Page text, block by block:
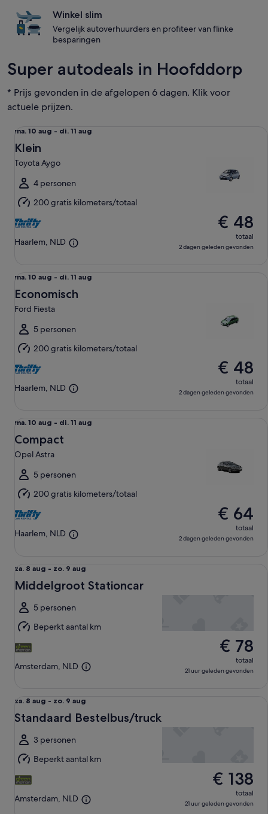
Winkel slim
Vergelijk autoverhuurders en profiteer van flinke
besparingen
Super autodeals in Hoofddorp
* Prijs gevonden in de afgelopen 6 dagen. Klik voor
actuele prijzen.
ma.
10
aug
tot
di.
aug
ma. 10 aug - di. 11 aug
Klein
Toyota Aygo
4 personen
200 gratis kilometers/totaal
Haarlem, NLD
€ 48
totaal
2 dagen geleden gevonden
ma.
10
aug
tot
di.
aug
ma. 10 aug - di. 11 aug
Economisch
Ford Fiesta
5 personen
200 gratis kilometers/totaal
Haarlem, NLD
€ 48
totaal
2 dagen geleden gevonden
ma.
10
aug
tot
di.
aug
ma. 10 aug - di. 11 aug
Compact
Opel Astra
5 personen
200 gratis kilometers/totaal
Haarlem, NLD
€ 64
totaal
2 dagen geleden gevonden
za.
8
tot
zo.
9
aug
za. 8 aug - zo. 9 aug
Middelgroot Stationcar
5 personen
Beperkt aantal km
Amsterdam, NLD
€ 78
totaal
21 uur geleden gevonden
za.
8
tot
zo.
9
aug
za. 8 aug - zo. 9 aug
Standaard Bestelbus/truck
3 personen
Beperkt aantal km
Amsterdam, NLD
€ 138
totaal
21 uur geleden gevonden